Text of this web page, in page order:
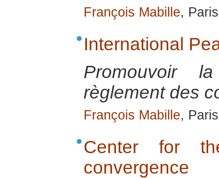
François Mabille,
International
Promouvoir
règlement des
François Mabille,
Center for
convergence